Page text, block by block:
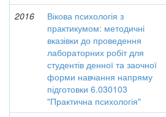
2016
Вікова психологія з
практикумом: методичні
вказівки до проведення
лабораторних робіт для
студентів денної та заочної
форми навчання напряму
підготовки 6.030103
"Практична психологія"